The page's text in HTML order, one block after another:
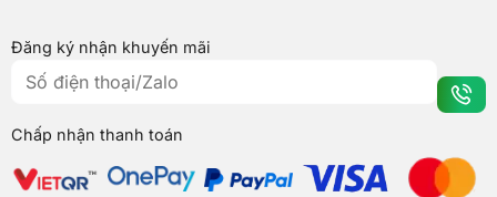
Đăng ký nhận khuyến mãi
Chấp nhận thanh toán